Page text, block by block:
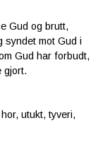
Gud og brutt,
syndet mot Gud i
Gud har forbudt,
gjort.
utukt, tyveri,